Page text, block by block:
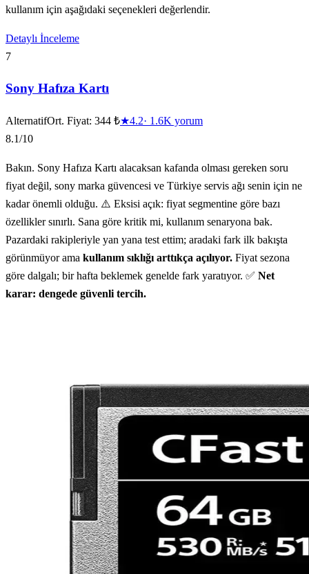
kullanım için aşağıdaki seçenekleri değerlendir.
Detaylı İnceleme
7
Sony Hafıza Kartı
AlternatifOrt. Fiyat: 344 ₺★4.2· 1.6K yorum
8.1/10
Bakın. Sony Hafıza Kartı alacaksan kafanda olması gereken soru
fiyat değil, sony marka güvencesi ve Türkiye servis ağı senin için ne
kadar önemli olduğu. ⚠️ Eksisi açık: fiyat segmentine göre bazı
özellikler sınırlı. Sana göre kritik mi, kullanım senaryona bak.
Pazardaki rakipleriyle yan yana test ettim; aradaki fark ilk bakışta
görünmüyor ama kullanım sıklığı arttıkça açılıyor. Fiyat sezona
göre dalgalı; bir hafta beklemek genelde fark yaratıyor. ✅ Net
karar: dengede güvenli tercih.